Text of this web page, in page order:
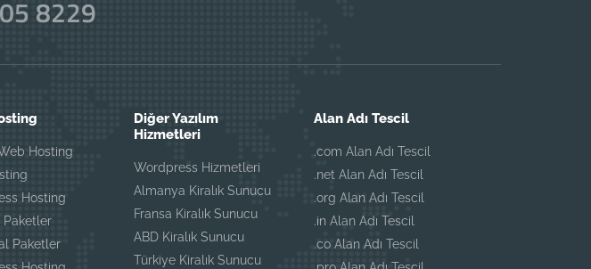
8229
Web Hosting
Hosting
Paketler
Paketler
Diğer Yazılım
Hizmetleri
Wordpress Hizmetleri
Almanya Kiralık Sunucu
Fransa Kiralık Sunucu
ABD Kiralık Sunucu
Türkiye Kiralık Sunucu
Alan Adı Tescil
.com Alan Adı Tescil
.net Alan Adı Tescil
.org Alan Adı Tescil
.in Alan Adı Tescil
.co Alan Adı Tescil